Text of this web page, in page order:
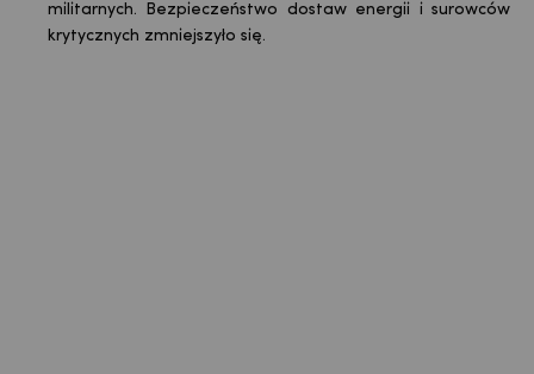
militarnych. Bezpieczeństwo dostaw energii i surowców
krytycznych zmniejszyło się.